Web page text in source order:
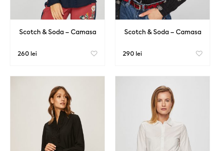
Scotch & Soda – Camasa
260 lei
Scotch & Soda – Camasa
290 lei